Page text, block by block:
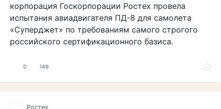
корпорация Госкорпорации Ростех провела
испытания авиадвигателя ПД-8 для самолета
«Суперджет» по требованиям самого строгого
российского сертификационного базиса.
0 149
Ростех